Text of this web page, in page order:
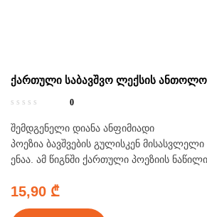
ქართული საბავშვო ლექსის
0
შემდგენელი დიანა ანფიმიადი
პოეზია ბავშვების გულისკენ
ენაა. ამ წიგნში ქართული პოეზიის
საბავშვო ლექსების გარდა, ზოგიერთი
რომელიც ბავშვებისთვის ისეთივე
15,90 ₾